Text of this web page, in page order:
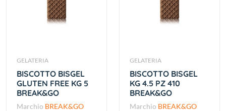
GELATERIA
BISCOTTO BISGEL
GLUTEN FREE KG 5
BREAK&GO
Marchio BREAK&GO
GELATERIA
BISCOTTO BISGEL
KG 4.5 PZ 410
BREAK&GO
Marchio BREAK&GO